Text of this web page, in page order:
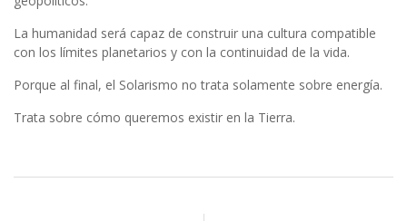
La humanidad será capaz de construir una cultura compatible
con los límites planetarios y con la continuidad de la vida.
Porque al final, el Solarismo no trata solamente sobre energía.
Trata sobre cómo queremos existir en la Tierra.